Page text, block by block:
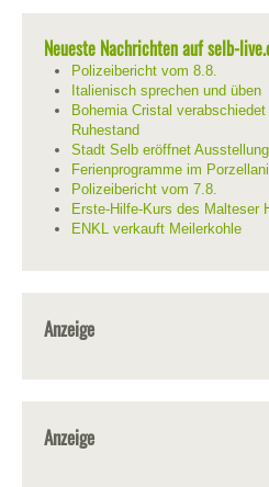
Neueste Nachrichten auf selb-
Polizeibericht vom 8.8.
Italienisch sprechen und üben
Bohemia Cristal
Ruhestand
Stadt Selb eröffnet
Ferienprogramme im
Polizeibericht vom 7.8.
Erste-Hilfe-Kurs des Malteser
ENKL verkauft Meilerkohle
Anzeige
Anzeige